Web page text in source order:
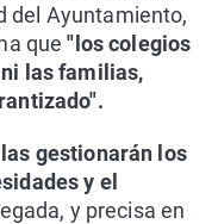
del Ayuntamiento,
que"los colegios
las familias,
gestionarán los
y el
y precisa en